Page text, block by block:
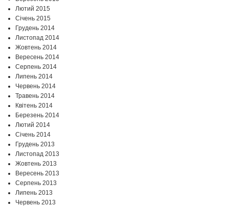
Лютий 2015
Січень 2015
Грудень 2014
Листопад 2014
Жовтень 2014
Вересень 2014
Серпень 2014
Липень 2014
Червень 2014
Травень 2014
Квітень 2014
Березень 2014
Лютий 2014
Січень 2014
Грудень 2013
Листопад 2013
Жовтень 2013
Вересень 2013
Серпень 2013
Липень 2013
Червень 2013